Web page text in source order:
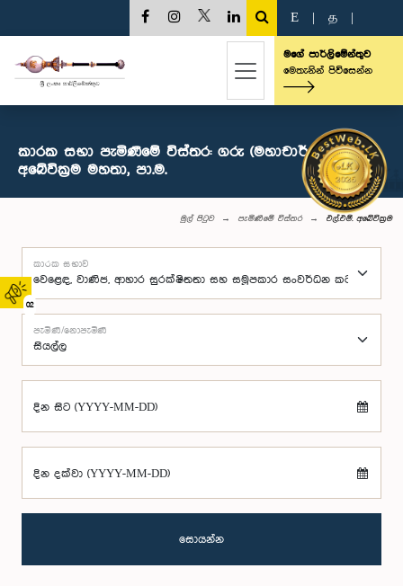
02
E த
මගේ පාර්ලිමේන්තුව
මෙතැනින් පිවිසෙන්න
කාරක සභා පැමිණීමේ විස්තර: ගරු (මහාචාර්ය) එල්.එම්.
අබේවික්‍රම මහතා, පා.ම.
මුල් පිටුව පැමිණීමේ විස්තර එල්.එම්. අබේවික්‍රම
කාරක සභාව
පැමිණි/නොපැමිණි
දින සිට (YYYY-MM-DD)
දින දක්වා (YYYY-MM-DD)
සොයන්න